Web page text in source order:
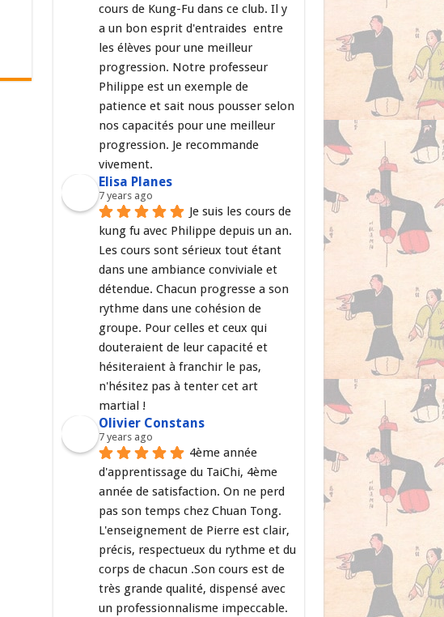
cours de Kung-Fu dans ce club. Il y
a un bon esprit d'entraides  entre
les élèves pour une meilleur
progression. Notre professeur
Philippe est un exemple de
patience et sait nous pousser selon
nos capacités pour une meilleur
progression. Je recommande
vivement.
Elisa Planes
7 years ago
Je suis les cours de
kung fu avec Philippe depuis un an.
Les cours sont sérieux tout étant
dans une ambiance conviviale et
détendue. Chacun progresse a son
rythme dans une cohésion de
groupe. Pour celles et ceux qui
douteraient de leur capacité et
hésiteraient à franchir le pas,
n'hésitez pas à tenter cet art
martial !
Olivier Constans
7 years ago
4ème année
d'apprentissage du TaiChi, 4ème
année de satisfaction. On ne perd
pas son temps chez Chuan Tong.
L'enseignement de Pierre est clair,
précis, respectueux du rythme et du
corps de chacun .Son cours est de
très grande qualité, dispensé avec
un professionnalisme impeccable.